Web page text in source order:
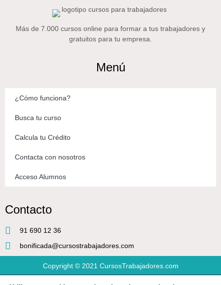
Más de 7.000 cursos online para formar a tus trabajadores y
gratuitos para tu empresa.
Menú
¿Cómo funciona?
Busca tu curso
Calcula tu Crédito
Contacta con nosotros
Acceso Alumnos
Contacto
91 690 12 36
bonificada@cursostrabajadores.com
Copyright © 2021 CursosTrabajadores.com